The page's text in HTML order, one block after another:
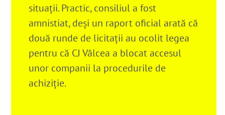
situații. Practic, consiliul a fost
amnistiat, deși un raport oficial arată că
două runde de licitații au ocolit legea
pentru că CJ Vâlcea a blocat accesul
unor companii la procedurile de
achiziție.